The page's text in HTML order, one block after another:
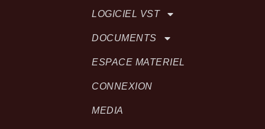
LOGICIEL VST
DOCUMENTS
ESPACE MATERIEL
CONNEXION
MEDIA